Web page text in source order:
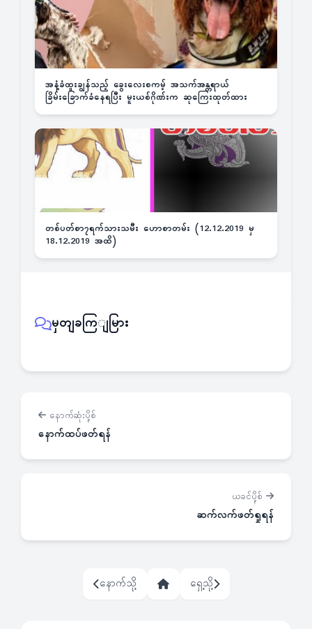
အနံ့ခံထူးချွန်သည့် ခွေးလေးစကမ့် အသက်အန္တရာယ်
ခြိမ်းခြောက်ခံနေရပြီး မူးယစ်ဂိုဏ်းက ဆုကြေးထုတ်ထား
တစ်ပတ်စာ၇ရက်သားသမီး ဟောစာတမ်း (12.12.2019 မှ
18.12.2019 အထိ)
မှတျခကြျမြား
နောက်ဆုံးပို့စ်
နောက်ထပ်ဖတ်ရန်
ယခင်ပို့စ်
ဆက်လက်ဖတ်ရှုရန်
နောက်သို့ ရှေ့သို့